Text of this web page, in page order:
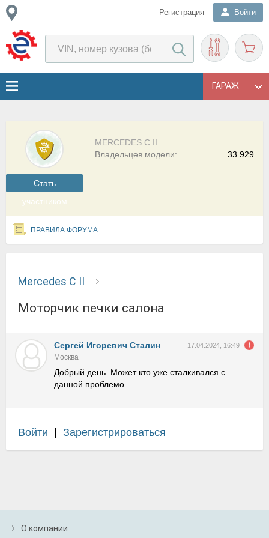
Регистрация Войти
ГАРАЖ
Cтать
участником
MERCEDES C II
33 929
Владельцев модели:
ПРАВИЛА ФОРУМА
Mercedes C II
моторчик печки салона
Сергей Игоревич Сталин 17.04.2024, 16:49
Москва
Добрый день. Может кто уже сталкивался с
данной проблемо
Войти Зарегистрироваться
О компании